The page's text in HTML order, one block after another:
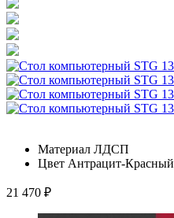
Материал ЛДСП
Цвет Антрацит-Красный
21 470 ₽